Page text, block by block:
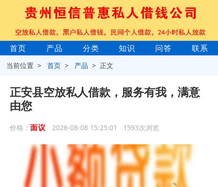
首页 产品 分类 知识 问答 联系
当前位置 >首页 > 产品 > 正文
正安县空放私人借款，服务有我，满意
由您
价格： 面议 2026-08-08 15:25:01 1593次浏览